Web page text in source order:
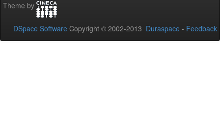
Theme by
DSpace Software Copyright © 2002-2013 Duraspace - Feedback